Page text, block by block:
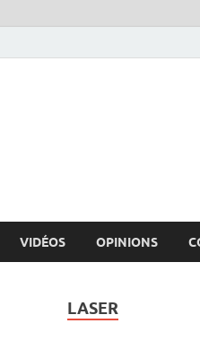
VIDÉOS OPINIONS
LASER